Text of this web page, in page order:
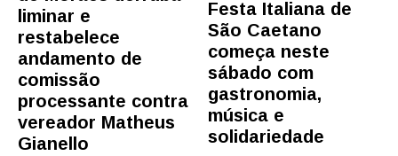
liminar e
restabelece
andamento de
comissão
processante contra
vereador Matheus
Gianello
Festa Italiana de
São Caetano
começa neste
sábado com
gastronomia,
música e
solidariedade